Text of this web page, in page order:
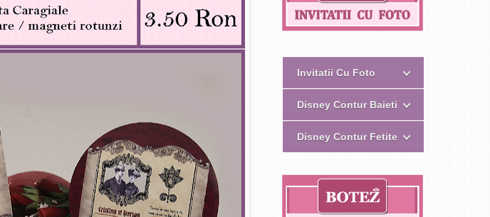
Invitatii Cu Foto
Disney Contur Baieti
Disney Contur Fetite